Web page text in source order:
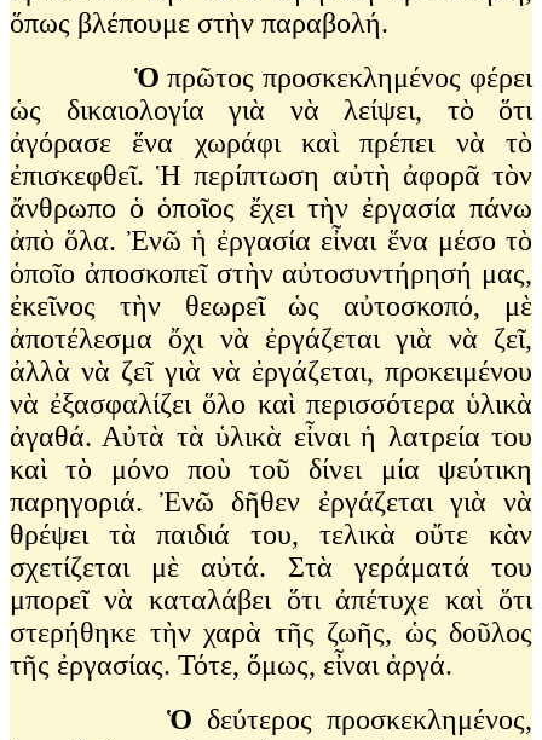
ὅπως βλέπουμε στὴν παραβολή.
Ὁ πρῶτος προσκεκλημένος φέρει
ὡς δικαιολογία γιὰ νὰ λείψει, τὸ ὅτι
ἀγόρασε ἕνα χωράφι καὶ πρέπει νὰ τὸ
ἐπισκεφθεῖ. Ἡ περίπτωση αὐτὴ ἀφορᾶ τὸν
ἄνθρωπο ὁ ὁποῖος ἔχει τὴν ἐργασία πάνω
ἀπὸ ὅλα. Ἐνῶ ἡ ἐργασία εἶναι ἕνα μέσο τὸ
ὁποῖο ἀποσκοπεῖ στὴν αὐτοσυντήρησή μας,
ἐκεῖνος τὴν θεωρεῖ ὡς αὐτοσκοπό, μὲ
ἀποτέλεσμα ὄχι νὰ ἐργάζεται γιὰ νὰ ζεῖ,
ἀλλὰ νὰ ζεῖ γιὰ νὰ ἐργάζεται, προκειμένου
νὰ ἐξασφαλίζει ὅλο καὶ περισσότερα ὑλικὰ
ἀγαθά. Αὐτὰ τὰ ὑλικὰ εἶναι ἡ λατρεία του
καὶ τὸ μόνο ποὺ τοῦ δίνει μία ψεύτικη
παρηγοριά. Ἐνῶ δῆθεν ἐργάζεται γιὰ νὰ
θρέψει τὰ παιδιά του, τελικὰ οὔτε κὰν
σχετίζεται μὲ αὐτά. Στὰ γεράματά του
μπορεῖ νὰ καταλάβει ὅτι ἀπέτυχε καὶ ὅτι
στερήθηκε τὴν χαρὰ τῆς ζωῆς, ὡς δοῦλος
τῆς ἐργασίας. Τότε, ὅμως, εἶναι ἀργά.
Ὁ δεύτερος προσκεκλημένος,